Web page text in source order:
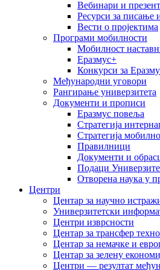
Вебинари и
Ресурси за писање
Вести о пројектима
Програми мобилности
Мобилност
Еразмус+
Конкурси за
Међународни уговори
Рангирање универзитета
Документи и прописи
Еразмус повеља
Стратегија
Стратегија
Правилници
Документи и
Подаци
Отворена наука у
Центри
Центар за научно
Универзитетски
Центри изврсности
Центар за трансфер
Центар за немачке и
Центар за зелену
Центри — резултат